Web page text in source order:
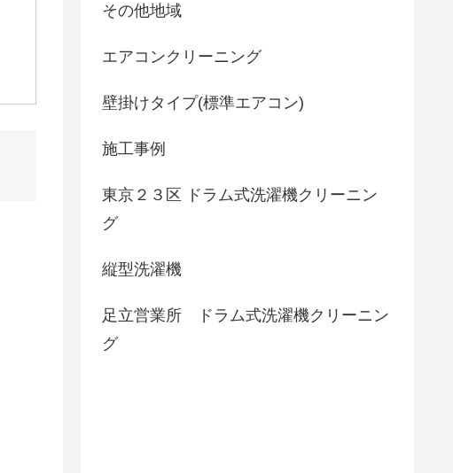
その他地域
エアコンクリーニング
壁掛けタイプ(標準エアコン)
施工事例
東京２３区 ドラム式洗濯機クリーニン
グ
縦型洗濯機
足立営業所 ドラム式洗濯機クリーニン
グ